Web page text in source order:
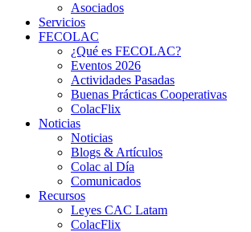
Asociados
Servicios
FECOLAC
¿Qué es FECOLAC?
Eventos 2026
Actividades Pasadas
Buenas Prácticas Cooperativas
ColacFlix
Noticias
Noticias
Blogs & Artículos
Colac al Día
Comunicados
Recursos
Leyes CAC Latam
ColacFlix